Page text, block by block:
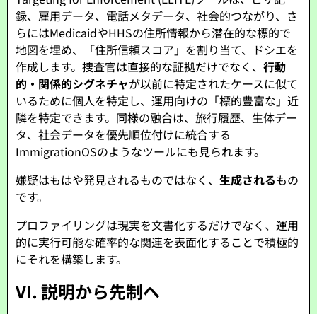
録、雇用データ、電話メタデータ、社会的つながり、さ
らにはMedicaidやHHSの住所情報から潜在的な標的で
地図を埋め、「住所信頼スコア」を割り当て、ドシエを
作成します。捜査官は直接的な証拠だけでなく、行動
的・関係的シグネチャが以前に特定されたケースに似て
いるために個人を特定し、運用向けの「標的豊富な」近
隣を特定できます。同様の融合は、旅行履歴、生体デー
タ、社会データを優先順位付けに統合する
ImmigrationOSのようなツールにも見られます。
嫌疑はもはや発見されるものではなく、生成されるもの
です。
プロファイリングは現実を文書化するだけでなく、運用
的に実行可能な確率的な関連を表面化することで積極的
にそれを構築します。
VI. 説明から先制へ